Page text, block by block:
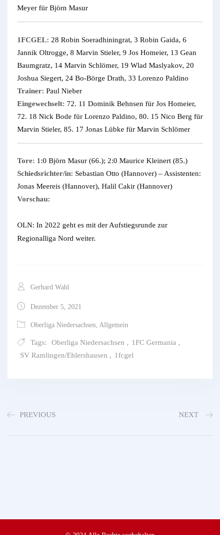
Meyer für Björn Masur
1FCGEL: 28 Robin Soeradhiningrat, 3 Robin Gaida, 6
Jannik Oltrogge, 8 Marvin Stieler, 9 Jos Homeier, 13 Gean
Baumgratz, 14 Marvin Schlömer, 19 Wlad Maslyakov, 20
Joshua Siegert, 24 Bo-Börge Drath, 33 Lorenzo Paldino
Trainer: Paul Nieber
Eingewechselt: 72. 11 Dominik Behnsen für Jos Homeier,
72. 18 Nick Bode für Lorenzo Paldino, 80. 15 Nico Berg für
Marvin Stieler, 85. 17 Jonas Lübke für Marvin Schlömer
Tore: 1:0 Björn Masur (66.); 2:0 Maurice Kleinert (85.)
Schiedsrichter/in: Sebastian Otto (Hannover) – Assistenten:
Jonas Meereis (Hannover), Halil Cakir (Hannover)
Vorschau:
OLN: In 2022 geht es mit der Aufstiegsrunde zur
Regionalliga Nord weiter.
Gerhard Wahl
Dezember 5, 2021
Oberliga Niedersachsen, Allgemein
Tags: Oberliga Niedersachsen , 1FC Germania ,
SV Ramlingen/Ehlershausen , 1fcgel
PREVIOUS NEXT